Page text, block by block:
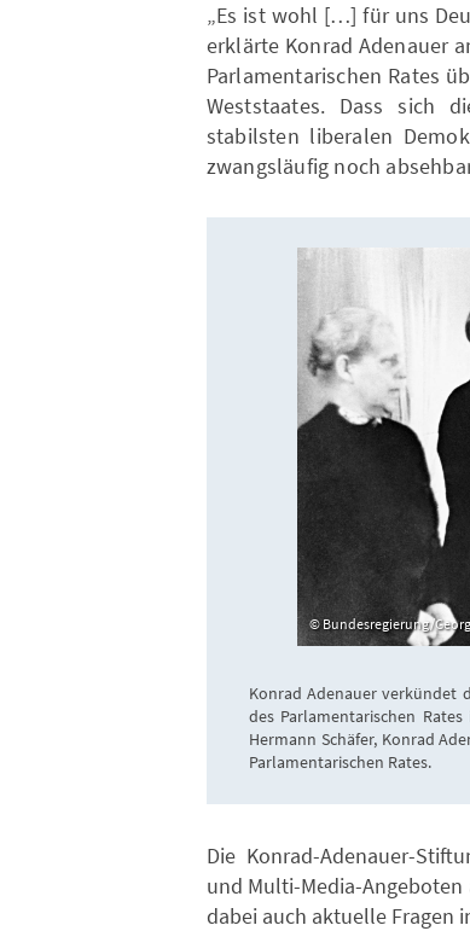
„Es ist wohl […] für uns
erklärte Konrad Adenauer
Parlamentarischen Rates
Weststaates. Dass sich
stabilsten liberalen
zwangsläufig noch
Bundesregierung/
Konrad Adenauer verkündet
des Parlamentarischen
Hermann Schäfer, Konrad
Parlamentarischen Rates.
Die Konrad-Adenauer-
und Multi-Media-
dabei auch aktuelle Fragen